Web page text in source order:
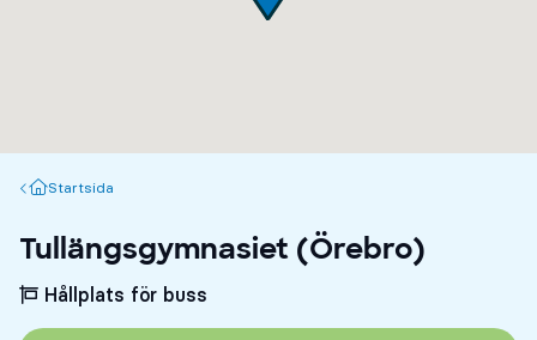
Startsida
Startsida
Tullängsgymnasiet (Örebro)
Hållplats för buss